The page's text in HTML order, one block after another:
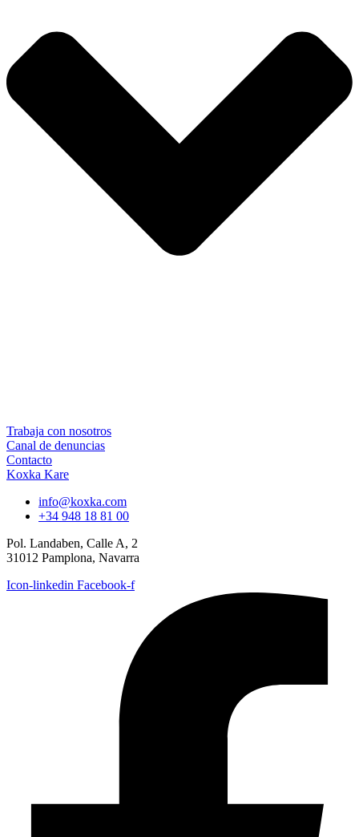
Trabaja con nosotros
Canal de denuncias
Contacto
Koxka Kare
info@koxka.com
+34 948 18 81 00
Pol. Landaben, Calle A, 2
31012 Pamplona, Navarra
Icon-linkedin Facebook-f